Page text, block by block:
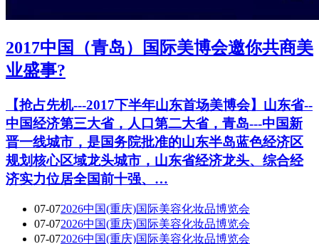
2017中国（青岛）国际美博会邀你共商美
业盛事?
【抢占先机---2017下半年山东首场美博会】山东省--
中国经济第三大省，人口第二大省，青岛---中国新
晋一线城市，是国务院批准的山东半岛蓝色经济区
规划核心区域龙头城市，山东省经济龙头、综合经
济实力位居全国前十强、…
07-072026中国(重庆)国际美容化妆品博览会
07-072026中国(重庆)国际美容化妆品博览会
07-072026中国(重庆)国际美容化妆品博览会